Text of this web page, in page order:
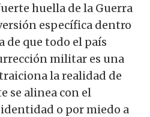
huella de la Guerra
específica dentro
de que todo el país
militar es una
la realidad de
se alinea con el
o por miedo a